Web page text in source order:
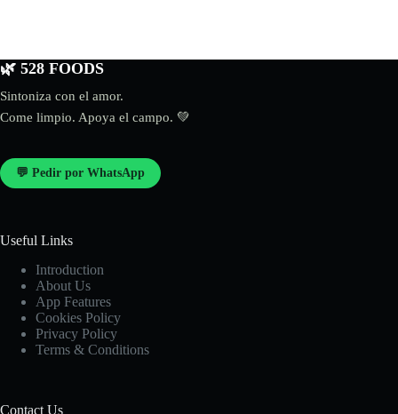
🌿 528 FOODS
Sintoniza con el amor.
Come limpio. Apoya el campo. 💚
💬 Pedir por WhatsApp
Useful Links
Introduction
About Us
App Features
Cookies Policy
Privacy Policy
Terms & Conditions
Contact Us